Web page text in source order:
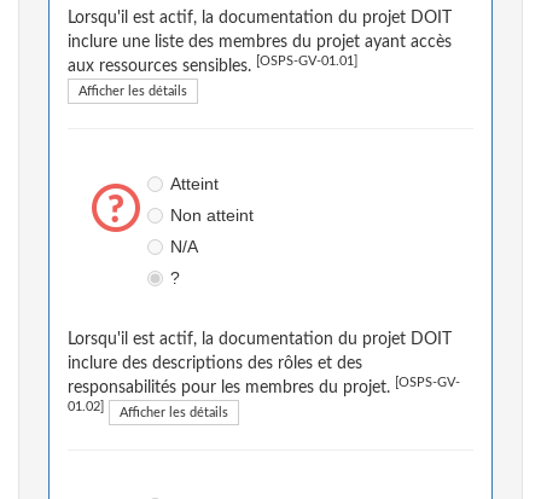
Lorsqu'il est actif, la documentation du projet DOIT
inclure une liste des membres du projet ayant accès
aux ressources sensibles.
[OSPS-GV-01.01]
Afficher les détails
Atteint
Non atteint
N/A
?
Lorsqu'il est actif, la documentation du projet DOIT
inclure des descriptions des rôles et des
responsabilités pour les membres du projet.
[OSPS-GV-
01.02] Afficher les détails